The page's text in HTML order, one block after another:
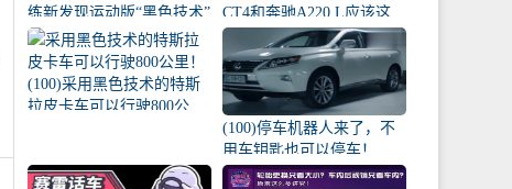
练新发现运动版“黑色技术”
牛？
CT4和奔驰A220 L应该这
样选择！
(100)采用黑色技术的特斯
拉皮卡车可以行驶800公
(100)停车机器人来了，不
用车钥匙也可以停车！